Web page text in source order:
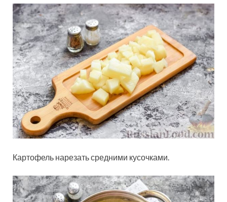
Картофель нарезать средними кусочками.